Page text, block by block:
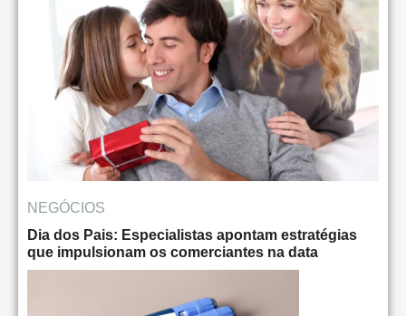
NEGÓCIOS
Dia dos Pais: Especialistas apontam estratégias
que impulsionam os comerciantes na data